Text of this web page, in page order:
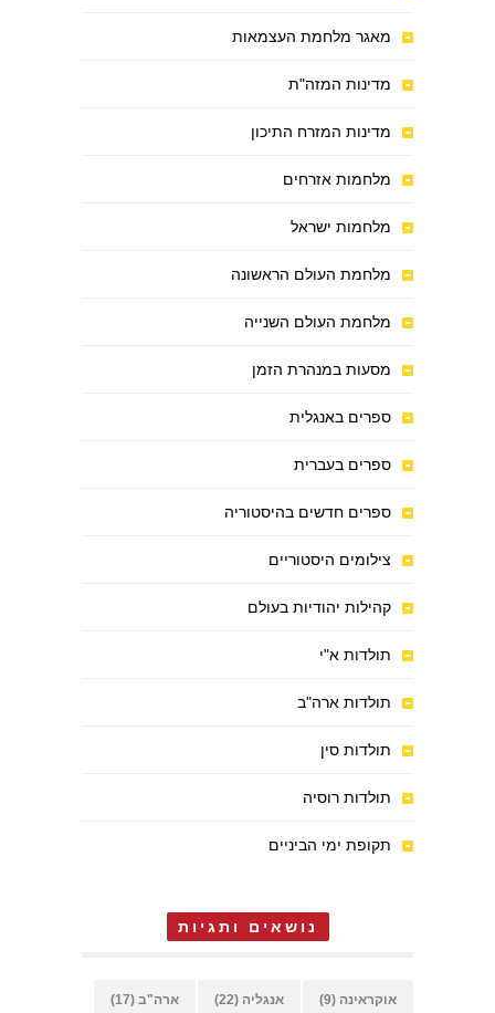
מאגר מלחמת העצמאות
מדינות המזה"ת
מדינות המזרח התיכון
מלחמות אזרחים
מלחמות ישראל
מלחמת העולם הראשונה
מלחמת העולם השנייה
מסעות במנהרת הזמן
ספרים באנגלית
ספרים בעברית
ספרים חדשים בהיסטוריה
צילומים היסטוריים
קהילות יהודיות בעולם
תולדות א"י
תולדות ארה"ב
תולדות סין
תולדות רוסיה
תקופת ימי הביניים
נושאים ותגיות
אוקראינה(9) אנגליה(22) ארה"ב(17)